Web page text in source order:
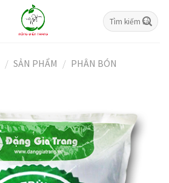
Tìm
kiếm:
/ SẢN PHẨM / PHÂN BÓN